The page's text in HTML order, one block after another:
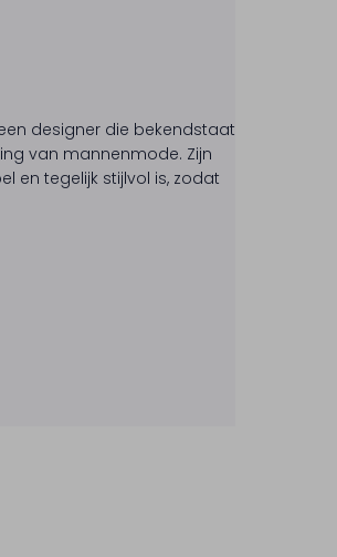
designer die bekendstaat
van mannenmode. Zijn
en tegelijk stijlvol is, zodat